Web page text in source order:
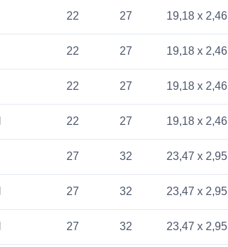
22 27 19,18 x 2,46
22 27 19,18 x 2,46
22 27 19,18 x 2,46
22 27 19,18 x 2,46
27 32 23,47 x 2,95
27 32 23,47 x 2,95
27 32 23,47 x 2,95